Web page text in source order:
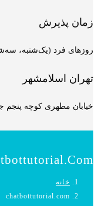
زمان پذیرش
روزهای فرد (یک‌شنبه، سه‌شنبه و
تهران اسلامشهر
خیابان مطهری کوچه پنجم
خانه
chatbottutorial.com